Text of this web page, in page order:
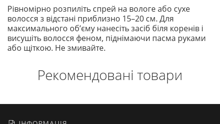
Рівномірно розпиліть спрей на вологе або сухе
волосся з відстані приблизно 15–20 см. Для
максимального об’єму нанесіть засіб біля коренів і
висушіть волосся феном, піднімаючи пасма руками
або щіткою. Не змивайте.
Рекомендовані товари